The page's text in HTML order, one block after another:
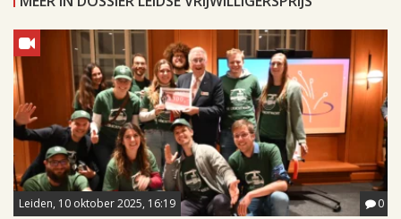
Leiden, 10 oktober 2025, 16:19 0